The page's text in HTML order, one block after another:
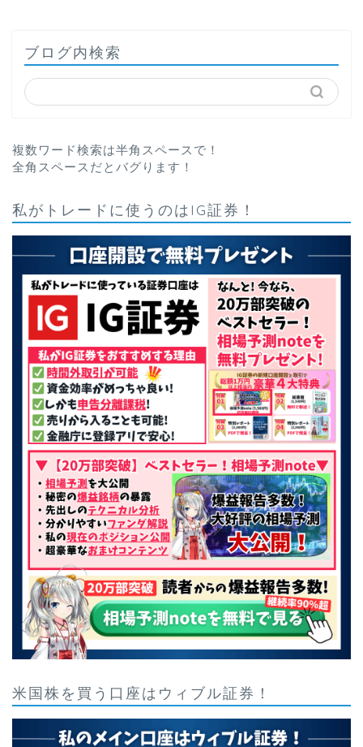
ブログ内検索
複数ワード検索は半角スペースで！
全角スペースだとバグります！
私がトレードに使うのはIG証券！
米国株を買う口座はウィブル証券！